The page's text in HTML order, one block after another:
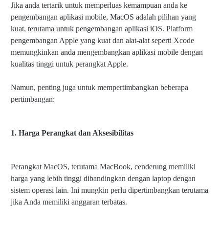
Jika anda tertarik untuk memperluas kemampuan anda ke
pengembangan aplikasi mobile, MacOS adalah pilihan yang
kuat, terutama untuk pengembangan aplikasi iOS. Platform
pengembangan Apple yang kuat dan alat-alat seperti Xcode
memungkinkan anda mengembangkan aplikasi mobile dengan
kualitas tinggi untuk perangkat Apple.
Namun, penting juga untuk mempertimbangkan beberapa
pertimbangan:
1. Harga Perangkat dan Aksesibilitas
Perangkat MacOS, terutama MacBook, cenderung memiliki
harga yang lebih tinggi dibandingkan dengan laptop dengan
sistem operasi lain. Ini mungkin perlu dipertimbangkan terutama
jika Anda memiliki anggaran terbatas.